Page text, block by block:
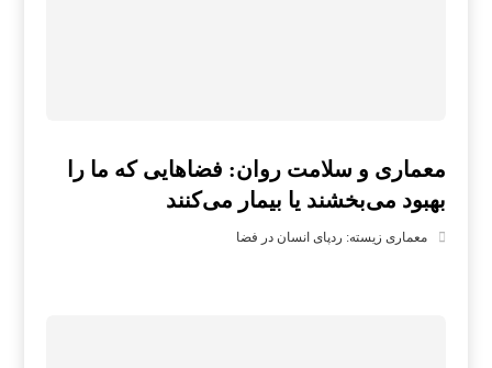
معماری و سلامت روان: فضاهایی که ما را
بهبود می‌بخشند یا بیمار می‌کنند
معماری زیسته: ردپای انسان در فضا